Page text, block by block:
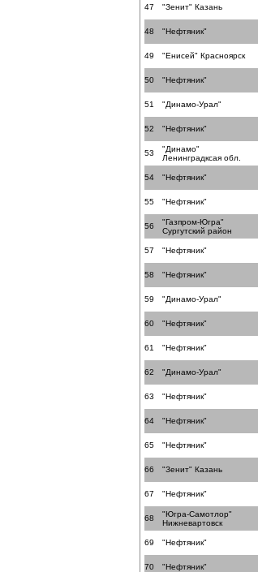
47 "Зенит" Казань
48 "Нефтяник"
49 "Енисей" Красноярск
50 "Нефтяник"
51 "Динамо-Урал"
52 "Нефтяник"
53
"Динамо"
Ленинградксая обл.
54 "Нефтяник"
55 "Нефтяник"
56
"Газпром-Югра"
Сургутский район
57 "Нефтяник"
58 "Нефтяник"
59 "Динамо-Урал"
60 "Нефтяник"
61 "Нефтяник"
62 "Динамо-Урал"
63 "Нефтяник"
64 "Нефтяник"
65 "Нефтяник"
66 "Зенит" Казань
67 "Нефтяник"
68
"Югра-Самотлор"
Нижневартовск
69 "Нефтяник"
70 "Нефтяник"